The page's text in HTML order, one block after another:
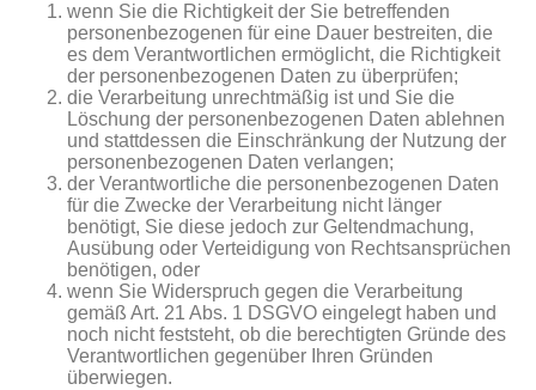
wenn Sie die Richtigkeit der Sie betreffenden
personenbezogenen für eine Dauer bestreiten, die
es dem Verantwortlichen ermöglicht, die Richtigkeit
der personenbezogenen Daten zu überprüfen;
die Verarbeitung unrechtmäßig ist und Sie die
Löschung der personenbezogenen Daten ablehnen
und stattdessen die Einschränkung der Nutzung der
personenbezogenen Daten verlangen;
der Verantwortliche die personenbezogenen Daten
für die Zwecke der Verarbeitung nicht länger
benötigt, Sie diese jedoch zur Geltendmachung,
Ausübung oder Verteidigung von Rechtsansprüchen
benötigen, oder
wenn Sie Widerspruch gegen die Verarbeitung
gemäß Art. 21 Abs. 1 DSGVO eingelegt haben und
noch nicht feststeht, ob die berechtigten Gründe des
Verantwortlichen gegenüber Ihren Gründen
überwiegen.